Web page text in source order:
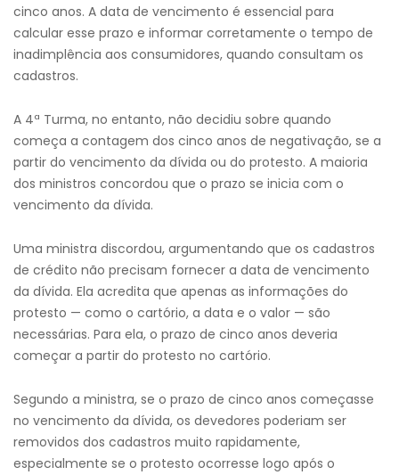
cinco anos. A data de vencimento é essencial para
calcular esse prazo e informar corretamente o tempo de
inadimplência aos consumidores, quando consultam os
cadastros.
A 4ª Turma, no entanto, não decidiu sobre quando
começa a contagem dos cinco anos de negativação, se a
partir do vencimento da dívida ou do protesto. A maioria
dos ministros concordou que o prazo se inicia com o
vencimento da dívida.
Uma ministra discordou, argumentando que os cadastros
de crédito não precisam fornecer a data de vencimento
da dívida. Ela acredita que apenas as informações do
protesto — como o cartório, a data e o valor — são
necessárias. Para ela, o prazo de cinco anos deveria
começar a partir do protesto no cartório.
Segundo a ministra, se o prazo de cinco anos começasse
no vencimento da dívida, os devedores poderiam ser
removidos dos cadastros muito rapidamente,
especialmente se o protesto ocorresse logo após o